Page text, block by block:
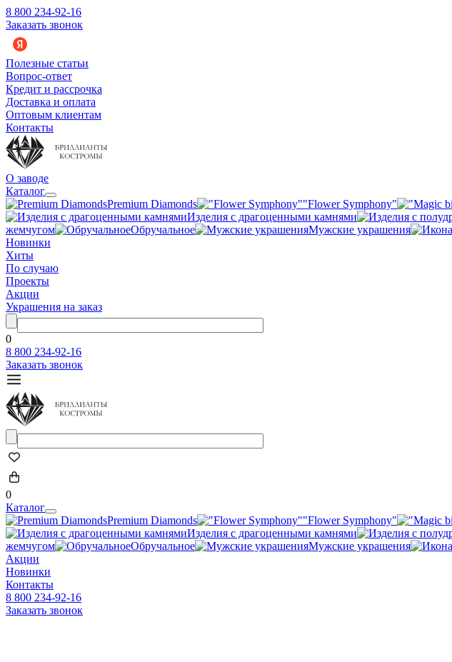
8 800 234-92-16
Заказать звонок
Полезные статьи
Вопрос-ответ
Кредит и рассрочка
Доставка и оплата
Оптовым клиентам
Контакты
О заводе
Каталог
Premium Diamonds
"Flower Symphony"
Изделия с драгоценными камнями
жемчугом
Обручальное Мужские украшения
Новинки
Хиты
По случаю
Проекты
Акции
Украшения на заказ
0
8 800 234-92-16
Заказать звонок
0
Каталог
Premium Diamonds
"Flower Symphony"
Изделия с драгоценными камнями
жемчугом
Обручальное Мужские украшения
Акции
Новинки
Контакты
8 800 234-92-16
Заказать звонок